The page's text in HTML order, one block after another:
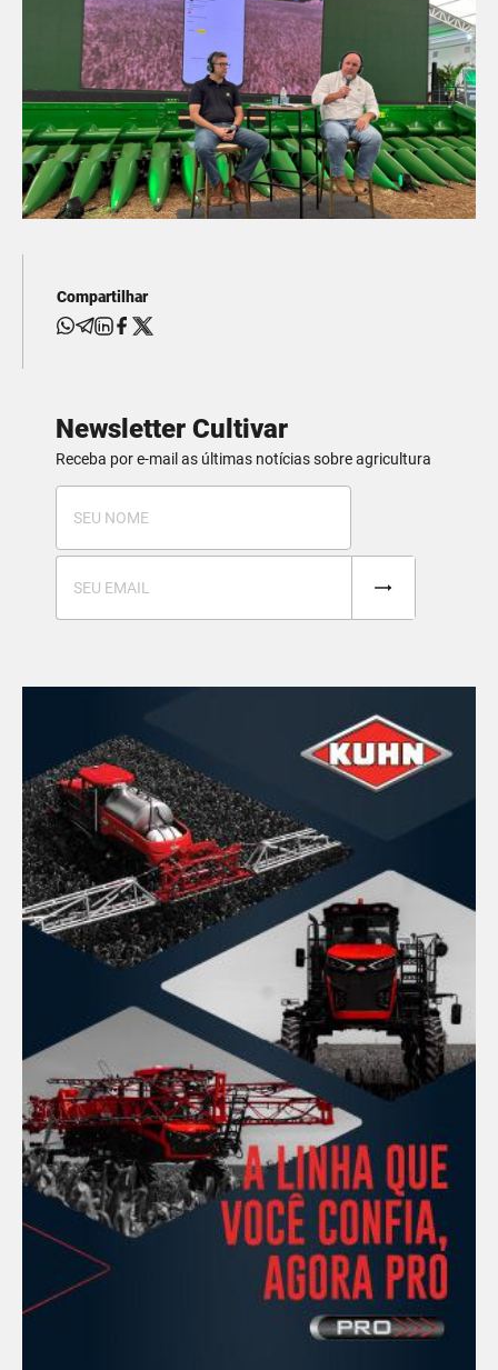
Compartilhar
Newsletter Cultivar
Receba por e-mail as últimas notícias sobre agricultura